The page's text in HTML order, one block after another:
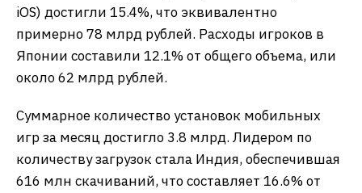
iOS) достигли 15.4%, что эквивалентно
примерно 78 млрд рублей. Расходы игроков в
Японии составили 12.1% от общего объема, или
около 62 млрд рублей.
​Суммарное количество установок мобильных
игр за месяц достигло 3.8 млрд. Лидером по
количеству загрузок стала Индия, обеспечившая
616 млн скачиваний, что составляет 16.6% от